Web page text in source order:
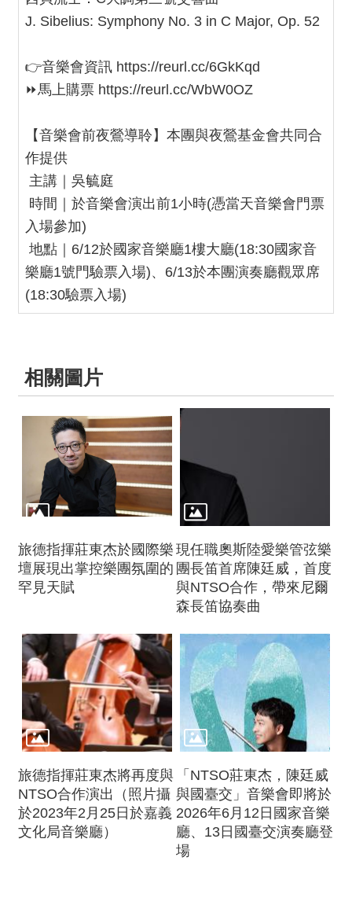
J. Sibelius: Symphony No. 3 in C Major, Op. 52
👉音樂會資訊 https://reurl.cc/6GkKqd
⏩馬上購票 https://reurl.cc/WbW0OZ
【音樂會前夜鶯導聆】本團與夜鶯基金會共同合
作提供
主講｜吳毓庭
時間｜於音樂會演出前1小時(憑當天音樂會門票
入場參加)
地點｜6/12於國家音樂廳1樓大廳(18:30國家音
樂廳1號門驗票入場)、6/13於本團演奏廳觀眾席
(18:30驗票入場)
相關圖片
旅德指揮莊東杰於國際樂
壇展現出掌控樂團氛圍的
罕⾒天賦
現任職奧斯陸愛樂管弦樂
團長笛首席陳廷威，首度
與NTSO合作，帶來尼爾
森長笛協奏曲
旅德指揮莊東杰將再度與
NTSO合作演出（照片攝
於2023年2月25日於嘉義
文化局音樂廳）
「NTSO莊東杰，陳廷威
與國臺交」音樂會即將於
2026年6月12日國家音樂
廳、13日國臺交演奏廳登
場